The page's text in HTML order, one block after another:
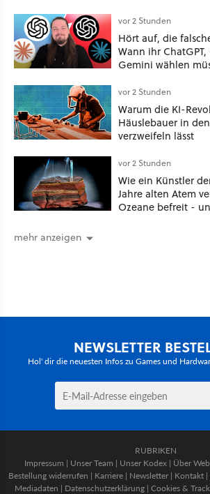
vor 2 Stunden
Hört auf, die
Wann ihr
Gemini wählen
vor 2 Stunden
Warum die KI-
Häuslebauer in
verzweifeln lässt
vor 2 Stunden
Wie ein Künstler
Jahre alten Atem
Ozeane befreit -
mehr anzeigen
NEWSLETTER
Hol' dir die neuesten Infos zu Games und
RUBRIKEN
Impressum | Unser Team | Unser Kodex | Über
Bestellung widerrufen | Karriere | Newsletter | Kontakt |
Mediadaten | Datenschutzerklärung | Cookies &